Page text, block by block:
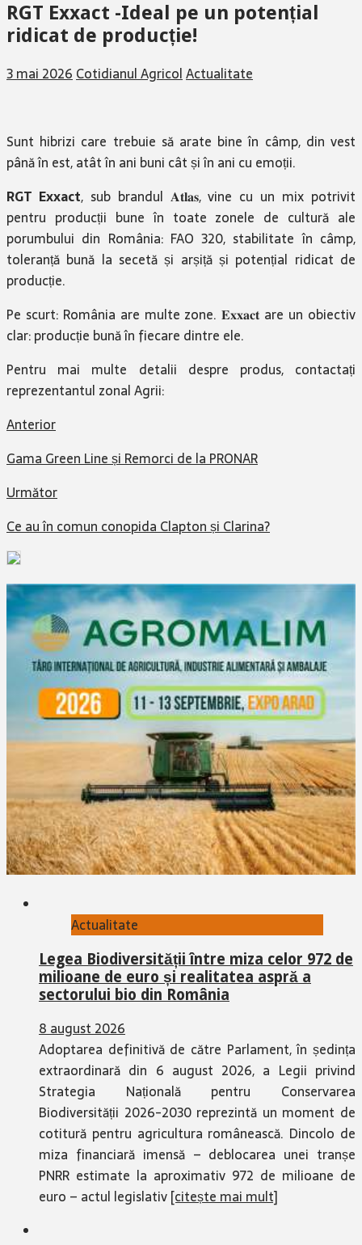
RGT Exxact -Ideal pe un potențial
ridicat de producție!
3 mai 2026 Cotidianul AgricolActualitate
Sunt hibrizi care trebuie să arate bine în câmp, din vest
până în est, atât în ani buni cât și în ani cu emoții.
RGT Exxact, sub brandul 𝐀𝐭𝐥𝐚𝐬, vine cu un mix potrivit
pentru producții bune în toate zonele de cultură ale
porumbului din România: FAO 320, stabilitate în câmp,
toleranță bună la secetă și arșiță și potențial ridicat de
producție.
Pe scurt: România are multe zone. 𝐄𝐱𝐱𝐚𝐜𝐭 are un obiectiv
clar: producție bună în fiecare dintre ele.
Pentru mai multe detalii despre produs, contactați
reprezentantul zonal Agrii:
Anterior
Gama Green Line și Remorci de la PRONAR
Următor
Ce au în comun conopida Clapton și Clarina?
Actualitate
Legea Biodiversității între miza celor 972 de
milioane de euro și realitatea aspră a
sectorului bio din România
8 august 2026
Adoptarea definitivă de către Parlament, în ședința
extraordinară din 6 august 2026, a Legii privind
Strategia Națională pentru Conservarea
Biodiversității 2026-2030 reprezintă un moment de
cotitură pentru agricultura românească. Dincolo de
miza financiară imensă – deblocarea unei tranșe
PNRR estimate la aproximativ 972 de milioane de
euro – actul legislativ[citește mai mult]